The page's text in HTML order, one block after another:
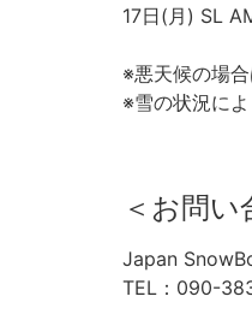
17日(月) SL
※悪天候の場
※雪の状況に
＜お問い
Japan
TEL：090-